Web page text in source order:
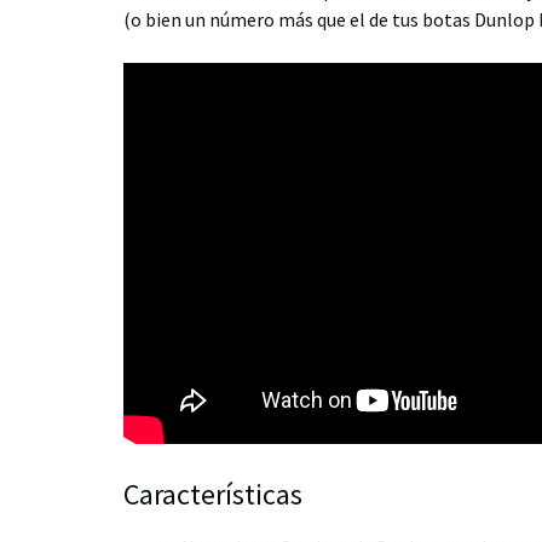
(o bien un número más que el de tus botas
Características